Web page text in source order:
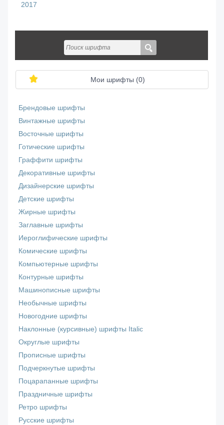
2017
Мои шрифты (0)
Брендовые шрифты
Винтажные шрифты
Восточные шрифты
Готические шрифты
Граффити шрифты
Декоративные шрифты
Дизайнерские шрифты
Детские шрифты
Жирные шрифты
Заглавные шрифты
Иероглифические шрифты
Комические шрифты
Компьютерные шрифты
Контурные шрифты
Машинописные шрифты
Необычные шрифты
Новогодние шрифты
Наклонные (курсивные) шрифты Italic
Округлые шрифты
Прописные шрифты
Подчеркнутые шрифты
Поцарапанные шрифты
Праздничные шрифты
Ретро шрифты
Русские шрифты